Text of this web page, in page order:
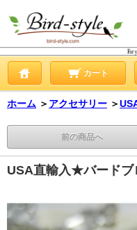
カート
ホーム ＞ アクセサリー ＞
前の商品へ
USA直輸入★バードブ